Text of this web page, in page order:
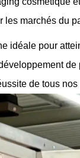
les marchés du
idéale pour
de
de tous nos